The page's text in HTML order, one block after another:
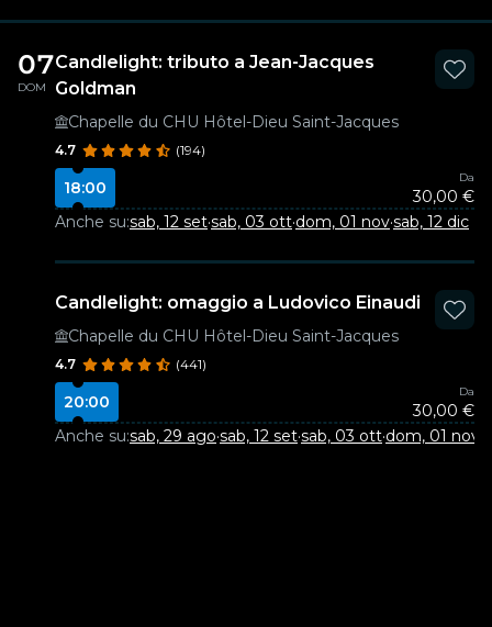
07
DOM
Candlelight: tributo a Jean-Jacques
Goldman
Chapelle du CHU Hôtel-Dieu Saint-Jacques
4.7 (194)
18:00
Da
30,00 €
Anche su:sab, 12 set·sab, 03 ott·dom, 01 nov·sab, 12 dic
Candlelight: omaggio a Ludovico Einaudi
Chapelle du CHU Hôtel-Dieu Saint-Jacques
4.7 (441)
20:00
Da
30,00 €
Anche su:sab, 29 ago·sab, 12 set·sab, 03 ott·dom, 01 nov